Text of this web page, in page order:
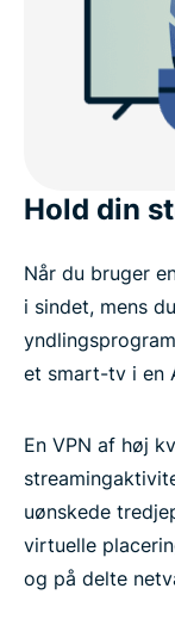
Hold din
Når du bruger
i sindet, mens
et smart-tv i en
En VPN af høj
uønskede
virtuelle
og på delte